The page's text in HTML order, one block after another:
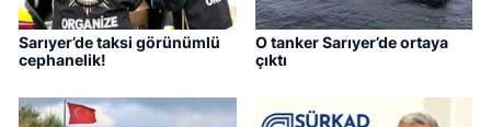
Sarıyer’de taksi görünümlü
cephanelik!
O tanker Sarıyer’de ortaya
çıktı